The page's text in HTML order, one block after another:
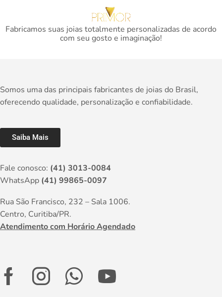
Fabricamos suas joias totalmente personalizadas de acordo
com seu gosto e imaginação!
Somos uma das principais fabricantes de joias do Brasil,
oferecendo qualidade, personalização e confiabilidade.
Saiba Mais
Fale conosco: (41) 3013-0084
WhatsApp (41) 99865-0097
Rua São Francisco, 232 – Sala 1006.
Centro, Curitiba/PR.
Atendimento com Horário Agendado